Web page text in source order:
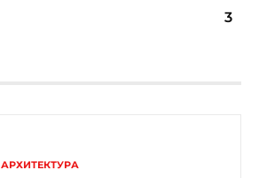
3
АРХИТЕКТУРА